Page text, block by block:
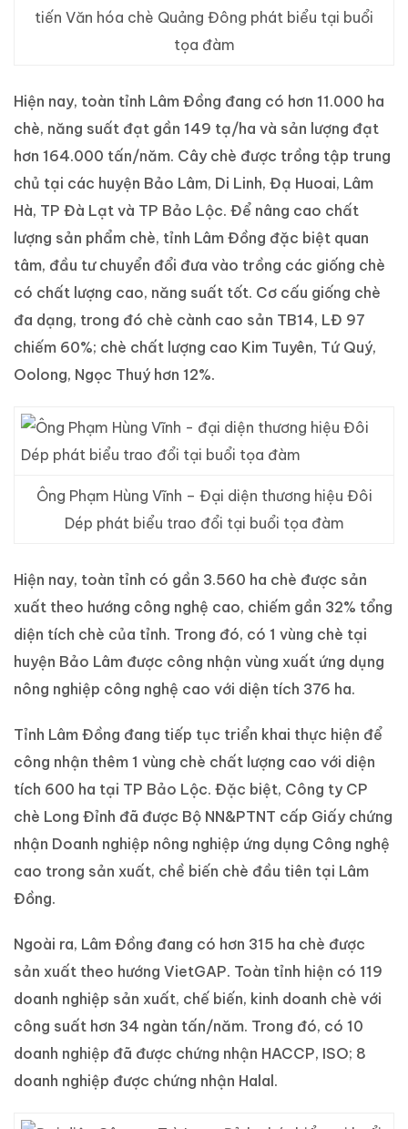
tiến Văn hóa chè Quảng Đông phát biểu tại buổi
tọa đàm
Hiện nay, toàn tỉnh Lâm Đồng đang có hơn 11.000 ha
chè, năng suất đạt gần 149 tạ/ha và sản lượng đạt
hơn 164.000 tấn/năm. Cây chè được trồng tập trung
chủ tại các huyện Bảo Lâm, Di Linh, Đạ Huoai, Lâm
Hà, TP Đà Lạt và TP Bảo Lộc. Để nâng cao chất
lượng sản phẩm chè, tỉnh Lâm Đồng đặc biệt quan
tâm, đầu tư chuyển đổi đưa vào trồng các giống chè
có chất lượng cao, năng suất tốt. Cơ cấu giống chè
đa dạng, trong đó chè cành cao sản TB14, LĐ 97
chiếm 60%; chè chất lượng cao Kim Tuyên, Tứ Quý,
Oolong, Ngọc Thuý hơn 12%.
Ông Phạm Hùng Vĩnh – Đại diện thương hiệu Đôi
Dép phát biểu trao đổi tại buổi tọa đàm
Hiện nay, toàn tỉnh có gần 3.560 ha chè được sản
xuất theo hướng công nghệ cao, chiếm gần 32% tổng
diện tích chè của tỉnh. Trong đó, có 1 vùng chè tại
huyện Bảo Lâm được công nhận vùng xuất ứng dụng
nông nghiệp công nghệ cao với diện tích 376 ha.
Tỉnh Lâm Đồng đang tiếp tục triển khai thực hiện để
công nhận thêm 1 vùng chè chất lượng cao với diện
tích 600 ha tại TP Bảo Lộc. Đặc biệt, Công ty CP
chè Long Đỉnh đã được Bộ NN&PTNT cấp Giấy chứng
nhận Doanh nghiệp nông nghiệp ứng dụng Công nghệ
cao trong sản xuất, chề biến chè đầu tiên tại Lâm
Đồng.
Ngoài ra, Lâm Đồng đang có hơn 315 ha chè được
sản xuất theo hướng VietGAP. Toàn tỉnh hiện có 119
doanh nghiệp sản xuất, chế biến, kinh doanh chè với
công suất hơn 34 ngàn tấn/năm. Trong đó, có 10
doanh nghiệp đã được chứng nhận HACCP, ISO; 8
doanh nghiệp được chứng nhận Halal.